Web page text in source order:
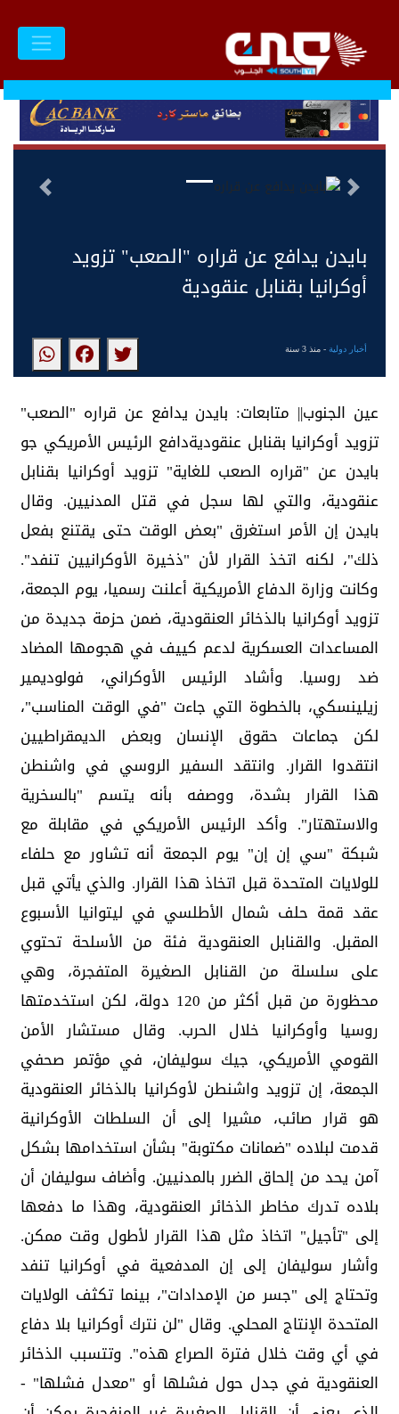
التالى السابق
بايدن يدافع عن قراره "الصعب" تزويد
أوكرانيا بقنابل عنقودية
أخبار دولية- منذ 3 سنة
عين الجنوب|| متابعات: بايدن يدافع عن قراره "الصعب"
تزويد أوكرانيا بقنابل عنقوديةدافع الرئيس الأمريكي جو
بايدن عن "قراره الصعب للغاية" تزويد أوكرانيا بقنابل
عنقودية، والتي لها سجل في قتل المدنيين. وقال
بايدن إن الأمر استغرق "بعض الوقت حتى يقتنع بفعل
ذلك"، لكنه اتخذ القرار لأن "ذخيرة الأوكرانيين تنفد".
وكانت وزارة الدفاع الأمريكية أعلنت رسميا، يوم الجمعة،
تزويد أوكرانيا بالذخائر العنقودية، ضمن حزمة جديدة من
المساعدات العسكرية لدعم كييف في هجومها المضاد
ضد روسيا. وأشاد الرئيس الأوكراني، فولوديمير
زيلينسكي، بالخطوة التي جاءت "في الوقت المناسب"،
لكن جماعات حقوق الإنسان وبعض الديمقراطيين
انتقدوا القرار. وانتقد السفير الروسي في واشنطن
هذا القرار بشدة، ووصفه بأنه يتسم "بالسخرية
والاستهتار". وأكد الرئيس الأمريكي في مقابلة مع
شبكة "سي إن إن" يوم الجمعة أنه تشاور مع حلفاء
للولايات المتحدة قبل اتخاذ هذا القرار. والذي يأتي قبل
عقد قمة حلف شمال الأطلسي في ليتوانيا الأسبوع
المقبل. والقنابل العنقودية فئة من الأسلحة تحتوي
على سلسلة من القنابل الصغيرة المتفجرة، وهي
محظورة من قبل أكثر من 120 دولة، لكن استخدمتها
روسيا وأوكرانيا خلال الحرب. وقال مستشار الأمن
القومي الأمريكي، جيك سوليفان، في مؤتمر صحفي
الجمعة، إن تزويد واشنطن لأوكرانيا بالذخائر العنقودية
هو قرار صائب، مشيرا إلى أن السلطات الأوكرانية
قدمت لبلاده "ضمانات مكتوبة" بشأن استخدامها بشكل
آمن يحد من إلحاق الضرر بالمدنيين. وأضاف سوليفان أن
بلاده تدرك مخاطر الذخائر العنقودية، وهذا ما دفعها
إلى "تأجيل" اتخاذ مثل هذا القرار لأطول وقت ممكن.
وأشار سوليفان إلى إن المدفعية في أوكرانيا تنفد
وتحتاج إلى "جسر من الإمدادات"، بينما تكثف الولايات
المتحدة الإنتاج المحلي. وقال "لن نترك أوكرانيا بلا دفاع
في أي وقت خلال فترة الصراع هذه". وتتسبب الذخائر
العنقودية في جدل حول فشلها أو "معدل فشلها" -